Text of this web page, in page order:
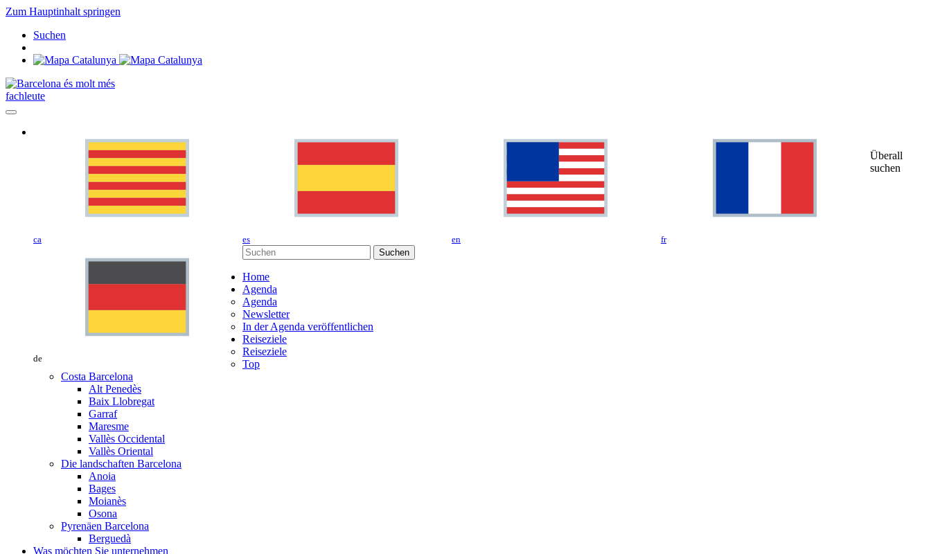
Zum Hauptinhalt springen
Suchen
fachleute
ca es en fr
de
Überall
suchen
Suchen
Home
Agenda
Agenda
Newsletter
In der Agenda veröffentlichen
Reiseziele
Reiseziele
Top
Costa Barcelona
Alt Penedès
Baix Llobregat
Garraf
Maresme
Vallès Occidental
Vallès Oriental
Die landschaften Barcelona
Anoia
Bages
Moianès
Osona
Pyrenäen Barcelona
Berguedà
Was möchten Sie unternehmen